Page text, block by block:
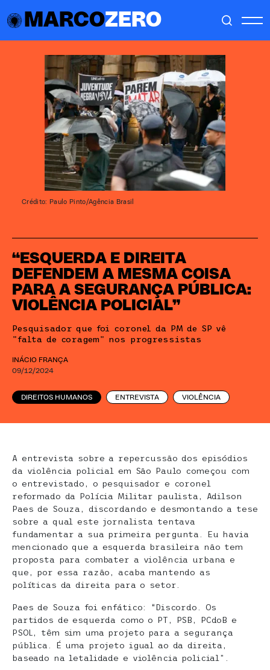
MARCOZERO
“ESQUERDA E DIREITA
DEFENDEM A MESMA COISA
PARA A SEGURANÇA PÚBLICA:
VIOLÊNCIA POLICIAL”
Pesquisador que foi coronel da PM de SP vê
"falta de coragem" nos progressistas
INÁCIO FRANÇA
09/12/2024
DIREITOS HUMANOS ENTREVISTA VIOLÊNCIA
Crédito: Paulo Pinto/Agência Brasil
A entrevista sobre a repercussão dos episódios
da violência policial em São Paulo começou com
o entrevistado, o pesquisador e coronel
reformado da Polícia Militar paulista, Adilson
Paes de Souza, discordando e desmontando a tese
sobre a qual este jornalista tentava
fundamentar a sua primeira pergunta. Eu havia
mencionado que a esquerda brasileira não tem
proposta para combater a violência urbana e
que, por essa razão, acaba mantendo as
políticas da direita para o setor.
Paes de Souza foi enfático: “Discordo. Os
partidos de esquerda como o PT, PSB, PCdoB e
PSOL, têm sim uma projeto para a segurança
pública. É uma projeto igual ao da direita,
baseado na letalidade e violência policial”.